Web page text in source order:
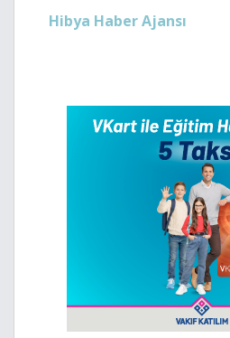
Hibya Haber Ajansı